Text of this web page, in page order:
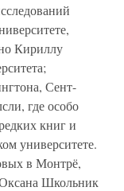
Кириллу
Сент-
где особо
книг и
университете.
в Монтрё,
Школьник